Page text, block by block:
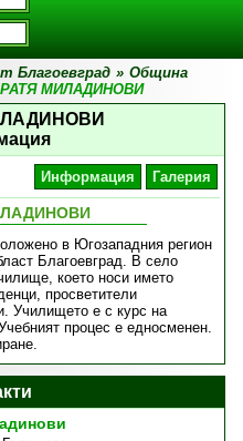
Благоевград » Община
МИЛАДИНОВИ
Информация Галерия
в Югозападния регион
Благоевград. В село
което носи името
просветители
Училището е с курс на
процес е едносменен.